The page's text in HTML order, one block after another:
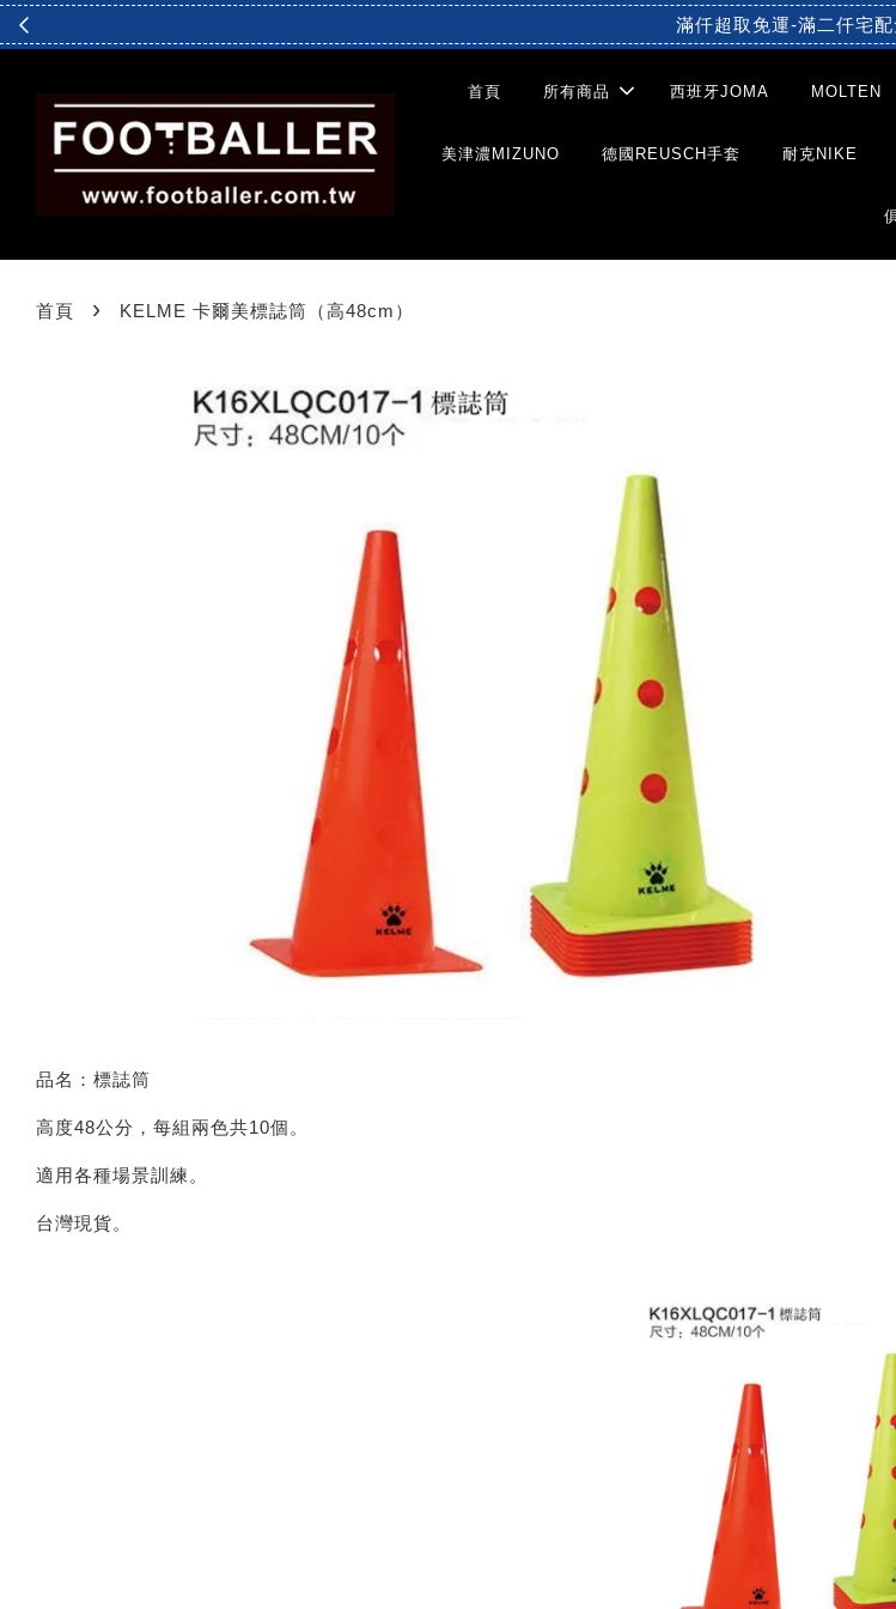
滿仟超取免運-滿二仟宅配
首頁 所有商品 西班牙JOMA MOLTEN
美津濃MIZUNO 德國REUSCH手套 耐克NIKE
首頁 › KELME 卡爾美標誌筒（高48cm）
品名：標誌筒
高度48公分，每組兩色共10個。
適用各種場景訓練。
台灣現貨。